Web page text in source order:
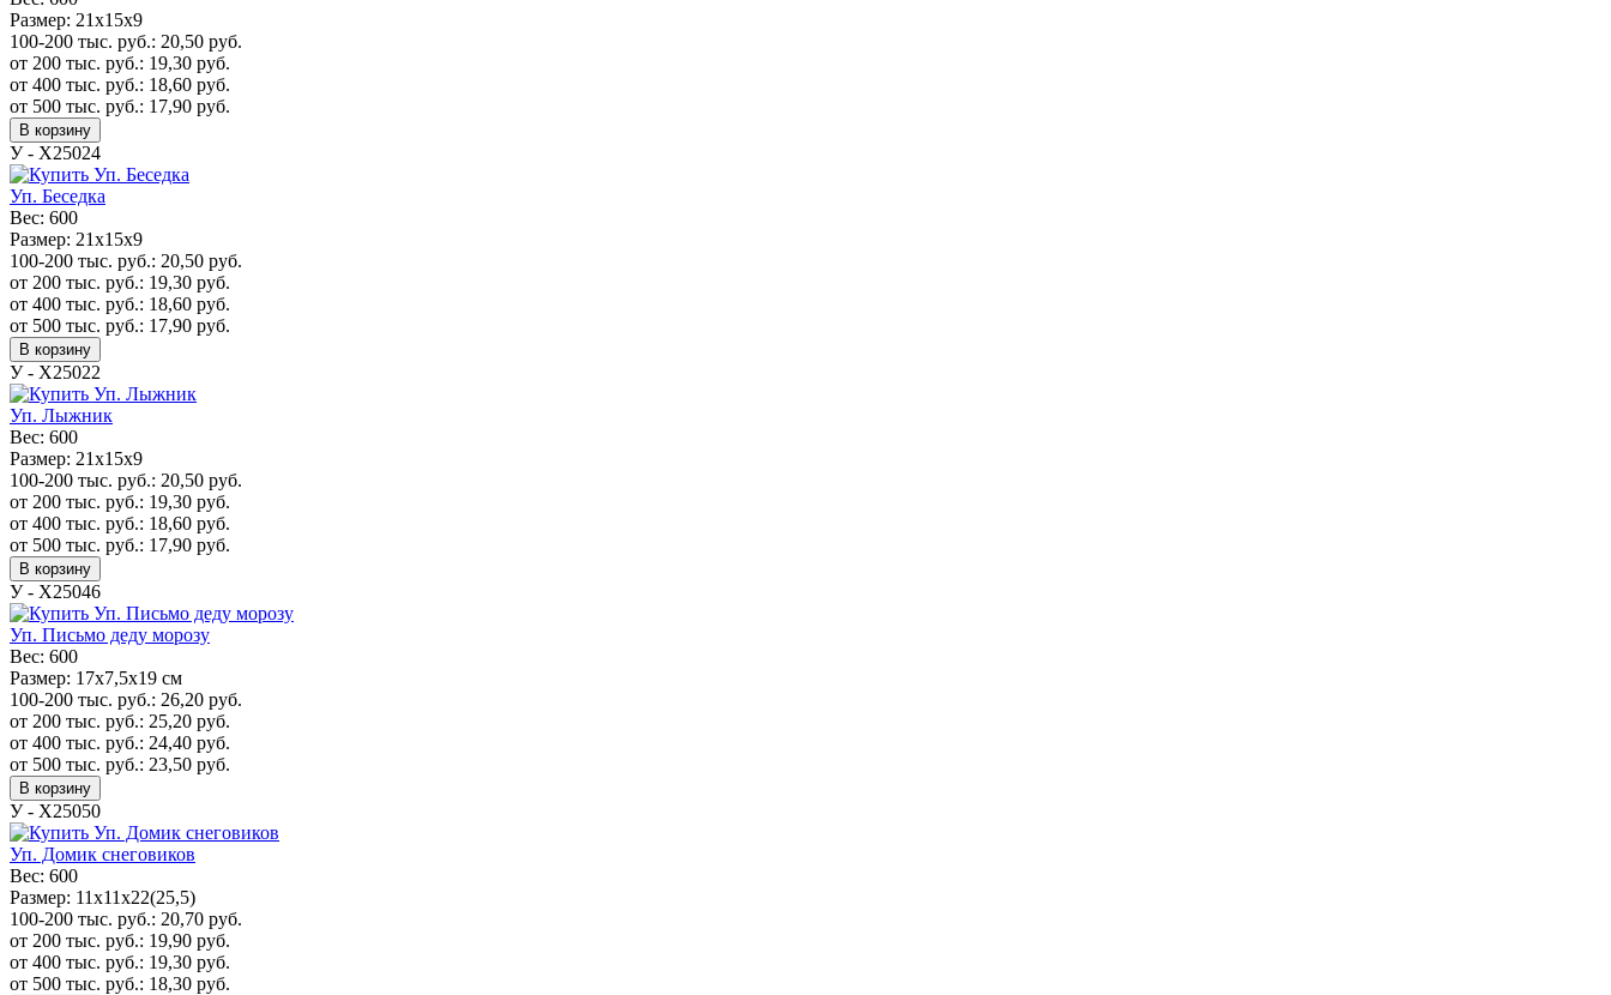
Размер: 21х15х9
100-200 тыс. руб.: 20,50 руб.
от 200 тыс. руб.: 19,30 руб.
от 400 тыс. руб.: 18,60 руб.
от 500 тыс. руб.: 17,90 руб.
В корзину
У - Х25024
Уп. Беседка
Вес: 600
Размер: 21х15х9
100-200 тыс. руб.: 20,50 руб.
от 200 тыс. руб.: 19,30 руб.
от 400 тыс. руб.: 18,60 руб.
от 500 тыс. руб.: 17,90 руб.
В корзину
У - Х25022
Уп. Лыжник
Вес: 600
Размер: 21х15х9
100-200 тыс. руб.: 20,50 руб.
от 200 тыс. руб.: 19,30 руб.
от 400 тыс. руб.: 18,60 руб.
от 500 тыс. руб.: 17,90 руб.
В корзину
У - Х25046
Уп. Письмо деду морозу
Вес: 600
Размер: 17x7,5x19 см
100-200 тыс. руб.: 26,20 руб.
от 200 тыс. руб.: 25,20 руб.
от 400 тыс. руб.: 24,40 руб.
от 500 тыс. руб.: 23,50 руб.
В корзину
У - Х25050
Уп. Домик снеговиков
Вес: 600
Размер: 11х11х22(25,5)
100-200 тыс. руб.: 20,70 руб.
от 200 тыс. руб.: 19,90 руб.
от 400 тыс. руб.: 19,30 руб.
от 500 тыс. руб.: 18,30 руб.